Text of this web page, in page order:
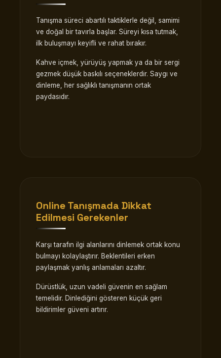
Tanışma süreci abartılı taktiklerle değil, samimi
ve doğal bir tavırla başlar. Süreyi kısa tutmak,
ilk buluşmayı keyifli ve rahat bırakır.
Kahve içmek, yürüyüş yapmak ya da bir sergi
gezmek düşük baskılı seçeneklerdir. Saygı ve
dinleme, her sağlıklı tanışmanın ortak
paydasıdır.
Online Tanışmada Dikkat
Edilmesi Gerekenler
Karşı tarafın ilgi alanlarını dinlemek ortak konu
bulmayı kolaylaştırır. Beklentileri erken
paylaşmak yanlış anlamaları azaltır.
Dürüstlük, uzun vadeli güvenin en sağlam
temelidir. Dinlediğini gösteren küçük geri
bildirimler güveni artırır.